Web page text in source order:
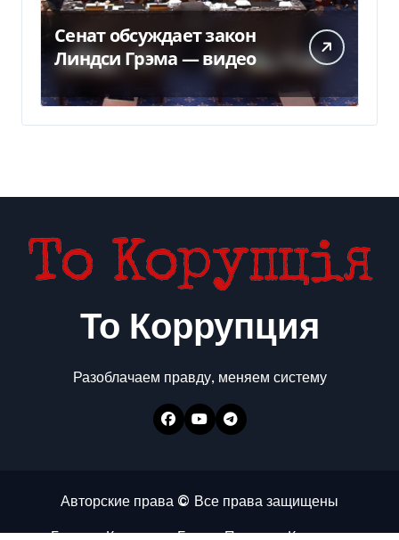
Сенат обсуждает закон
Линдси Грэма — видео
То Коррупция
Разоблачаем правду, меняем систему
Авторские права © Все права защищены